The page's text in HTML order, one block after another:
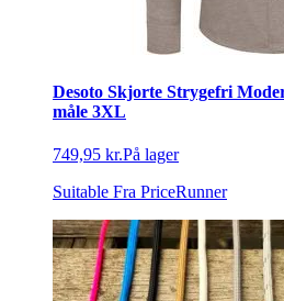
Desoto Skjorte Strygefri
måle 3XL
749,95 kr.På lager
Suitable Fra PriceRunner